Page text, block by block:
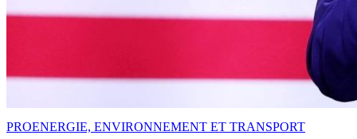
PROENERGIE, ENVIRONNEMENT ET TRANSPORT